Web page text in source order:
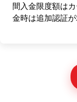
間入金限度額は
金時は追加認証